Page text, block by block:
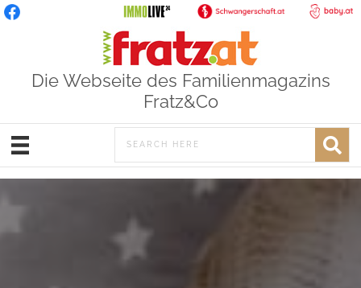
Die Webseite des Familienmagazins
Fratz&Co